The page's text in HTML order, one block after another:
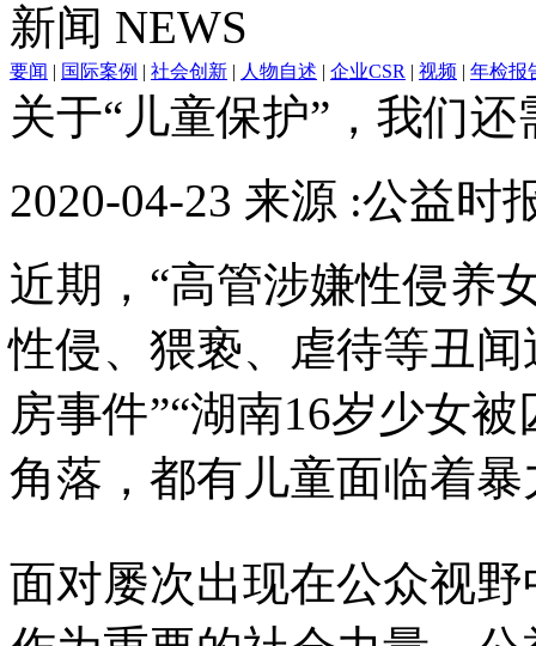
新闻 NEWS
要闻 | 国际案例 | 社会创新 | 人物自述 | 企业CSR | 视频 | 年检报
关于“儿童保护”，我们
2020-04-23 来源 :公益时
近期，“高管涉嫌性侵养
性侵、猥亵、虐待等丑
房事件”“湖南16岁少女
角落，都有儿童面临着
面对屡次出现在公众视